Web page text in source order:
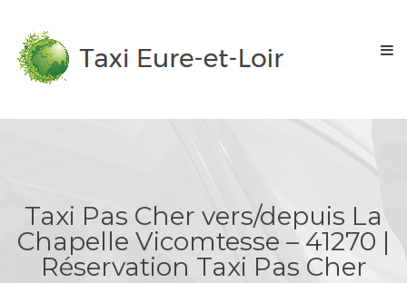
Taxi Pas Cher vers/depuis La
Chapelle Vicomtesse – 41270 |
Réservation Taxi Pas Cher